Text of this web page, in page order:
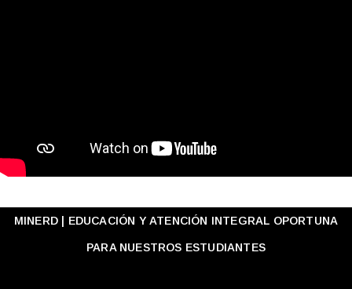
MINERD | EDUCACIÓN Y ATENCIÓN INTEGRAL OPORTUNA
PARA NUESTROS ESTUDIANTES